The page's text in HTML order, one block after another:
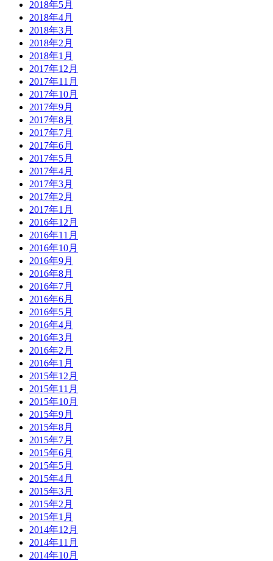
2018年5月
2018年4月
2018年3月
2018年2月
2018年1月
2017年12月
2017年11月
2017年10月
2017年9月
2017年8月
2017年7月
2017年6月
2017年5月
2017年4月
2017年3月
2017年2月
2017年1月
2016年12月
2016年11月
2016年10月
2016年9月
2016年8月
2016年7月
2016年6月
2016年5月
2016年4月
2016年3月
2016年2月
2016年1月
2015年12月
2015年11月
2015年10月
2015年9月
2015年8月
2015年7月
2015年6月
2015年5月
2015年4月
2015年3月
2015年2月
2015年1月
2014年12月
2014年11月
2014年10月